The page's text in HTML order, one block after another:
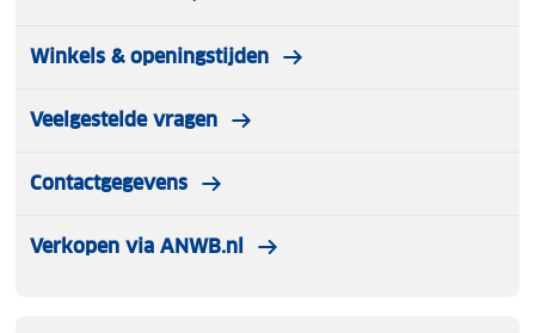
Winkels & openingstijden
Veelgestelde vragen
Contactgegevens
Verkopen via ANWB.nl